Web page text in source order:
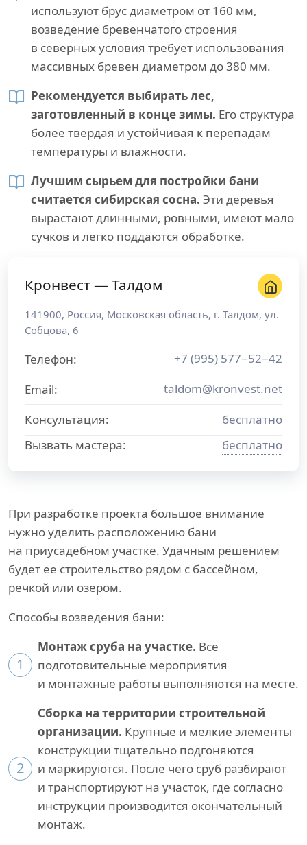
используют брус диаметром от 160 мм,
возведение бревенчатого строения
в северных условия требует использования
массивных бревен диаметром до 380 мм.
Рекомендуется выбирать лес,
заготовленный в конце зимы. Его структура
более твердая и устойчивая к перепадам
температуры и влажности.
Лучшим сырьем для постройки бани
считается сибирская сосна. Эти деревья
вырастают длинными, ровными, имеют мало
сучков и легко поддаются обработке.
Кронвест — Талдом
141900, Россия, Московская область, г. Талдом, ул.
Собцова, 6
Телефон:
+7 (995) 577−52−42
Email:
taldom@kronvest.net
Консультация:
бесплатно
Вызвать мастера:
бесплатно
При разработке проекта большое внимание
нужно уделить расположению бани
на приусадебном участке. Удачным решением
будет ее строительство рядом с бассейном,
речкой или озером.
Способы возведения бани:
1
Монтаж сруба на участке. Все
подготовительные мероприятия
и монтажные работы выполняются на месте.
2
Сборка на территории строительной
организации. Крупные и мелкие элементы
конструкции тщательно подгоняются
и маркируются. После чего сруб разбирают
и транспортируют на участок, где согласно
инструкции производится окончательный
монтаж.